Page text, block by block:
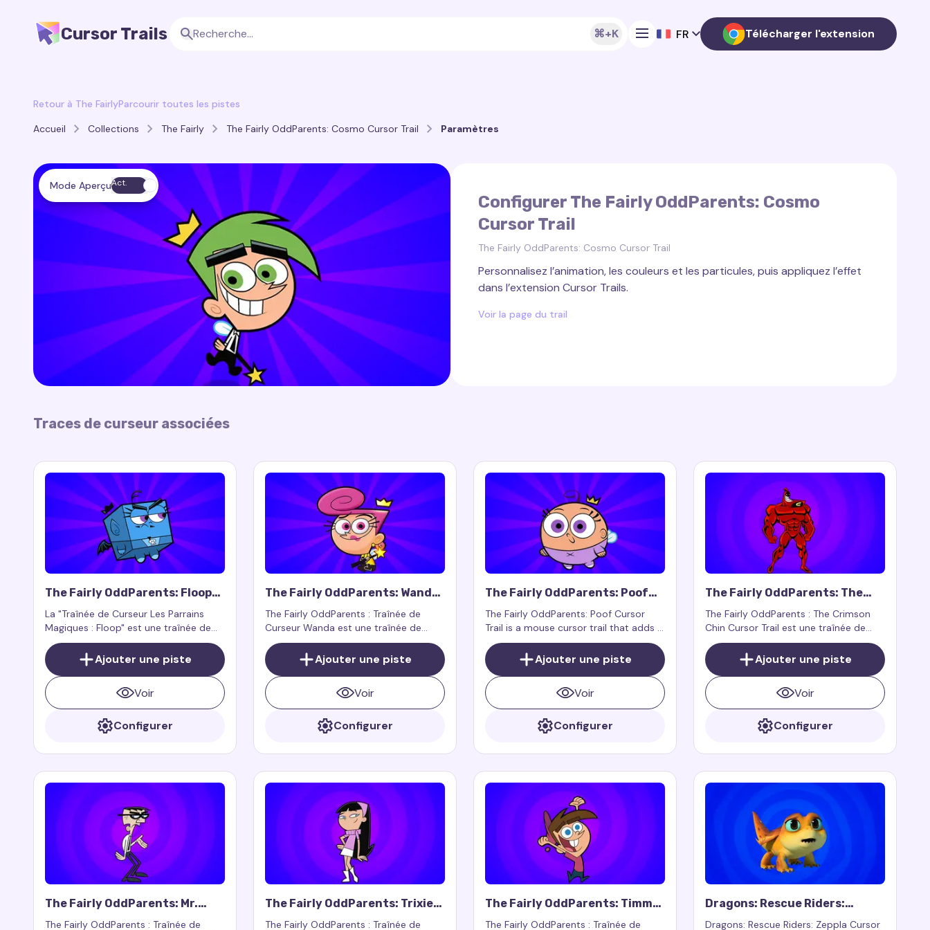
Cursor Trails ⌘+K FR Télécharger l'extension
Retour à The FairlyParcourir toutes les pistes
Accueil
Collections The Fairly The Fairly OddParents: Cosmo Cursor Trail Paramètres
Configurer The Fairly OddParents: Cosmo
Cursor Trail
The Fairly OddParents: Cosmo Cursor Trail
Personnalisez l’animation, les couleurs et les particules, puis appliquez l’effet
dans l’extension Cursor Trails.
Voir la page du trail
Mode AperçuAct.
Traces de curseur associées
The Fairly OddParents: Floop
Cursor Trail
La "Traînée de Curseur Les Parrains
Magiques : Floop" est une traînée de
curseur pour souris qui ajoute un style
ludique et fantastique à votre
navigateur.
Ajouter une piste
Voir
Configurer
The Fairly OddParents: Wanda
Cursor Trail
The Fairly OddParents : Traînée de
Curseur Wanda est une traînée de
curseur pour souris qui ajoute une
touche de charme, de chaleur et
d’organisation à votre navigateur, des
qualités qui caractérisent Wanda, la
fée préférée du célèbre dessin animé.
Ajouter une piste
Voir
Configurer
The Fairly OddParents: Poof
Cursor Trail
The Fairly OddParents: Poof Cursor
Trail is a mouse cursor trail that adds a
fun and adorable trail inspired by the
little fairy Poof from the iconic
animated series.
Ajouter une piste
Voir
Configurer
The Fairly OddParents: The
Crimson Chin Cursor Trail
The Fairly OddParents : The Crimson
Chin Cursor Trail est une traînée de
curseur pour souris qui ajoute un style
héroïque et une touche de charisme
de super-héros à votre navigateur.
Ajouter une piste
Voir
Configurer
The Fairly OddParents: Mr.
Crocker Cursor Trail
The Fairly OddParents : Traînée de
The Fairly OddParents: Trixie
Tang Cursor Trail
The Fairly OddParents : Traînée de
The Fairly OddParents: Timmy
Turner Cursor Trail
The Fairly OddParents : Traînée de
Dragons: Rescue Riders:
Zeppla Cursor Trail
Dragons: Rescue Riders: Zeppla Cursor